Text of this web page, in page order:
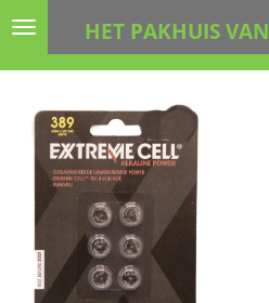
Ga
hoofdinhoud
HET PAKHUIS